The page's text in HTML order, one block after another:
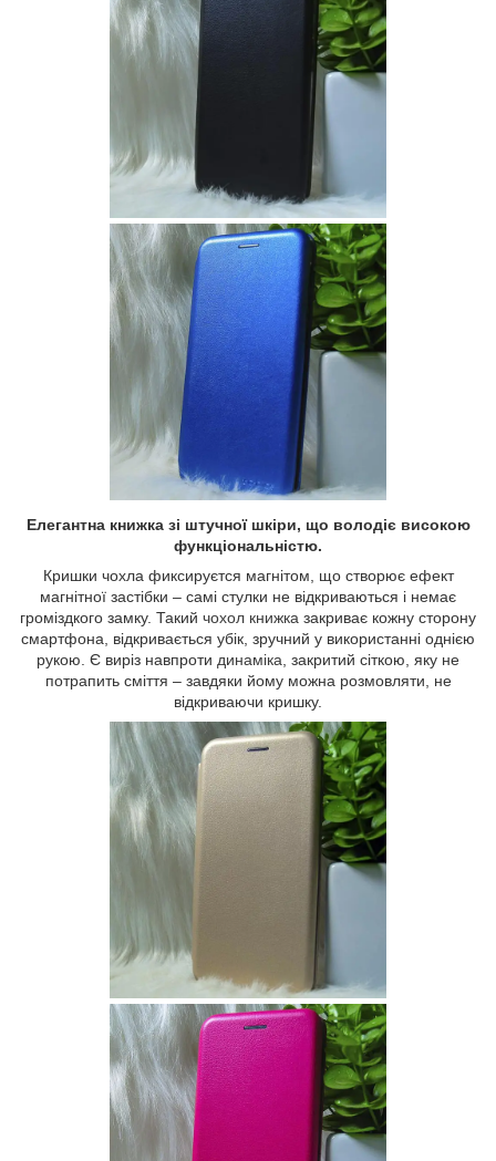
Елегантна книжка зі штучної шкіри, що володіє високою
функціональністю.
Кришки чохла фиксируєтся магнітом, що створює ефект
магнітної застібки – самі стулки не відкриваються і немає
громіздкого замку. Такий чохол книжка закриває кожну сторону
смартфона, відкривається убік, зручний у використанні однією
рукою. Є виріз навпроти динаміка , закритий сіткою, яку не
потрапить сміття – завдяки йому можна розмовляти, не
відкриваючи кришку.